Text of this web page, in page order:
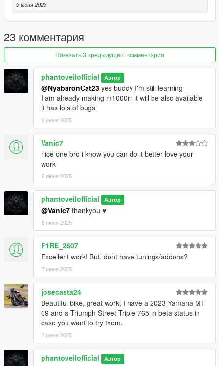
5 июня 2025
23 комментария
Показать 3 предыдущего комментария
phantoveilofficial Автор
@NyabaronCat23 yes buddy I'm still learning
I am already making m1000rr it will be also available
it has lots of bugs
6 июня 2025
Vanic7
nice one bro i know you can do it better love your
work
6 июня 2025
phantoveilofficial Автор
@Vanic7 thankyou ♥️
6 июня 2025
F1RE_2607
Excellent work! But, dont have tunings/addons?
7 июня 2025
josecasta24
Beautiful bike, great work, I have a 2023 Yamaha MT
09 and a Triumph Street Triple 765 in beta status in
case you want to try them.
7 июня 2025
phantoveilofficial Автор